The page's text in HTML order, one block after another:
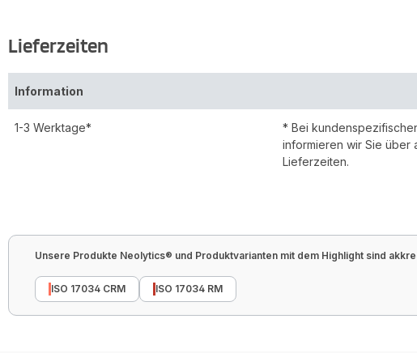
Lieferzeiten
Information
1-3 Werktage*
* Bei
informieren wir Sie über
Lieferzeiten.
Unsere Produkte Neolytics® und Produktvarianten mit dem Highlight sind
ISO 17034 CRM ISO 17034 RM